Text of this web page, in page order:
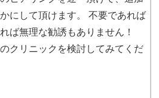
にして頂けます。 不要であれば
ば無理な勧誘もありません！
クリニックを検討してみてくだ